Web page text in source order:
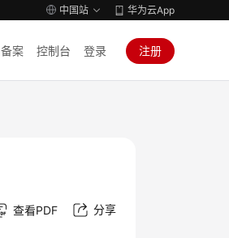
中国站 华为云App
备案 控制台 登录 注册
查看PDF 分享